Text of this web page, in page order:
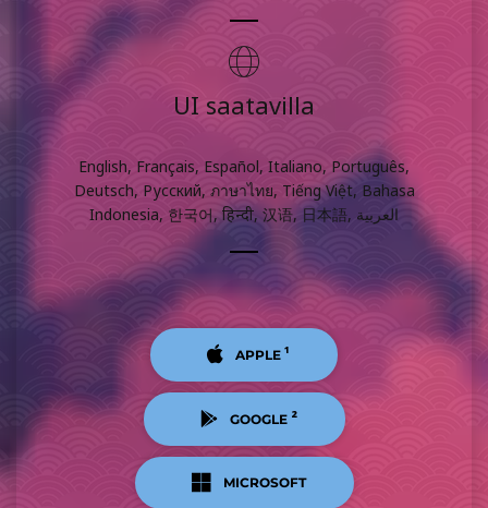
UI saatavilla
English, Français, Español, Italiano, Português,
Deutsch, Русский, ภาษาไทย, Tiếng Việt, Bahasa
Indonesia, 한국어, हिन्दी, 汉语, 日本語, العربية
APPLE ¹
GOOGLE ²
MICROSOFT